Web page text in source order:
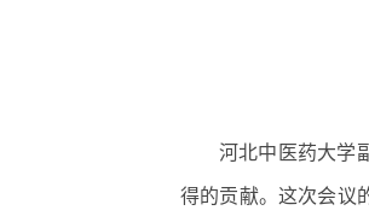
河北中医药大学
得的贡献。这次会议